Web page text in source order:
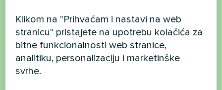
Želite kupiti ili imate
pitanja?
Kontaktirajte nas i mi ćemo vam pomoći
Klikom na "Prihvaćam i nastavi na web
stranicu" pristajete na upotrebu kolačića za
bitne funkcionalnosti web stranice,
analitiku, personalizaciju i marketinške
svrhe.